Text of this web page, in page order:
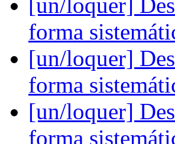
[un/loquer]
forma
[un/loquer]
forma
[un/loquer]
forma